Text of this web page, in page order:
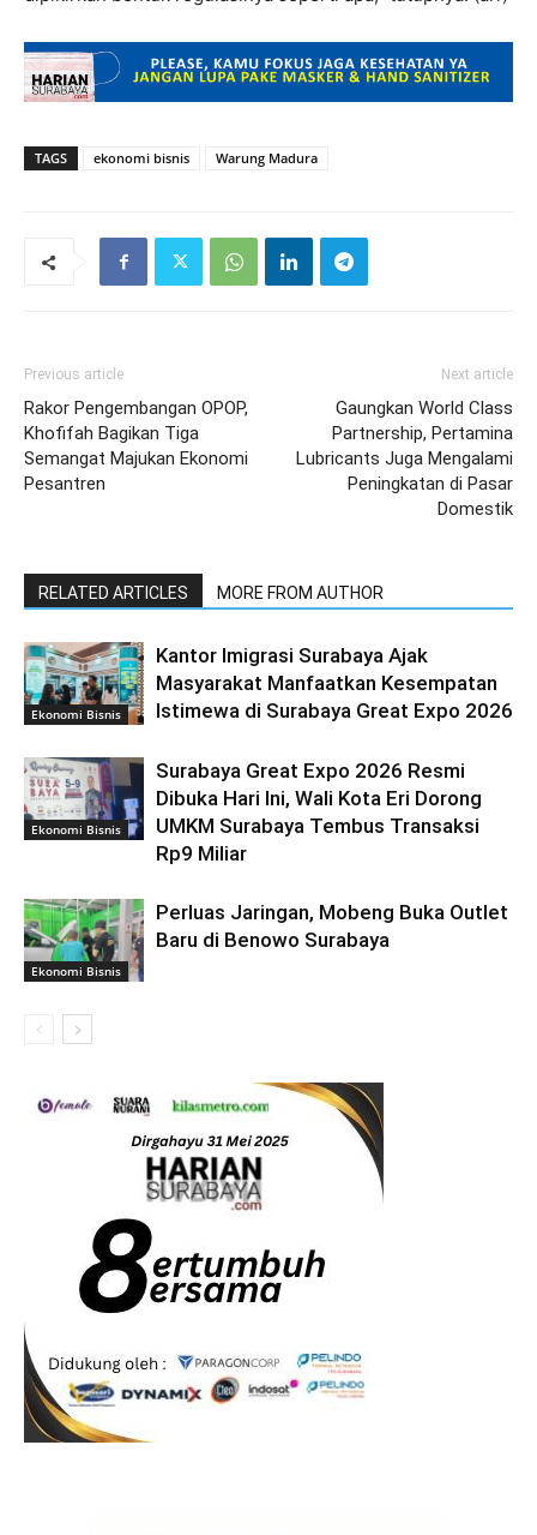
TAGS ekonomi bisnis Warung Madura
Previous article
Rakor Pengembangan OPOP,
Khofifah Bagikan Tiga
Semangat Majukan Ekonomi
Pesantren
Next article
Gaungkan World Class
Partnership, Pertamina
Lubricants Juga Mengalami
Peningkatan di Pasar
Domestik
RELATED ARTICLES MORE FROM AUTHOR
Ekonomi Bisnis
Kantor Imigrasi Surabaya Ajak
Masyarakat Manfaatkan Kesempatan
Istimewa di Surabaya Great Expo 2026
Ekonomi Bisnis
Surabaya Great Expo 2026 Resmi
Dibuka Hari Ini, Wali Kota Eri Dorong
UMKM Surabaya Tembus Transaksi
Rp9 Miliar
Ekonomi Bisnis
Perluas Jaringan, Mobeng Buka Outlet
Baru di Benowo Surabaya